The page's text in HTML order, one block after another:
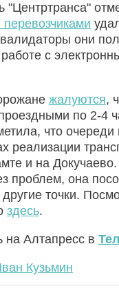
"Центртранса"
они
с
жалуются,
по 2-4
что
реализации
и на
проблем, она
другие точки.
здесь.
на Алтапресс в
Кузьмин